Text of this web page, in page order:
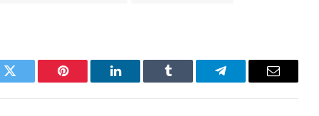
Twitter Pinterest LinkedIn Tumblr Telegram Email